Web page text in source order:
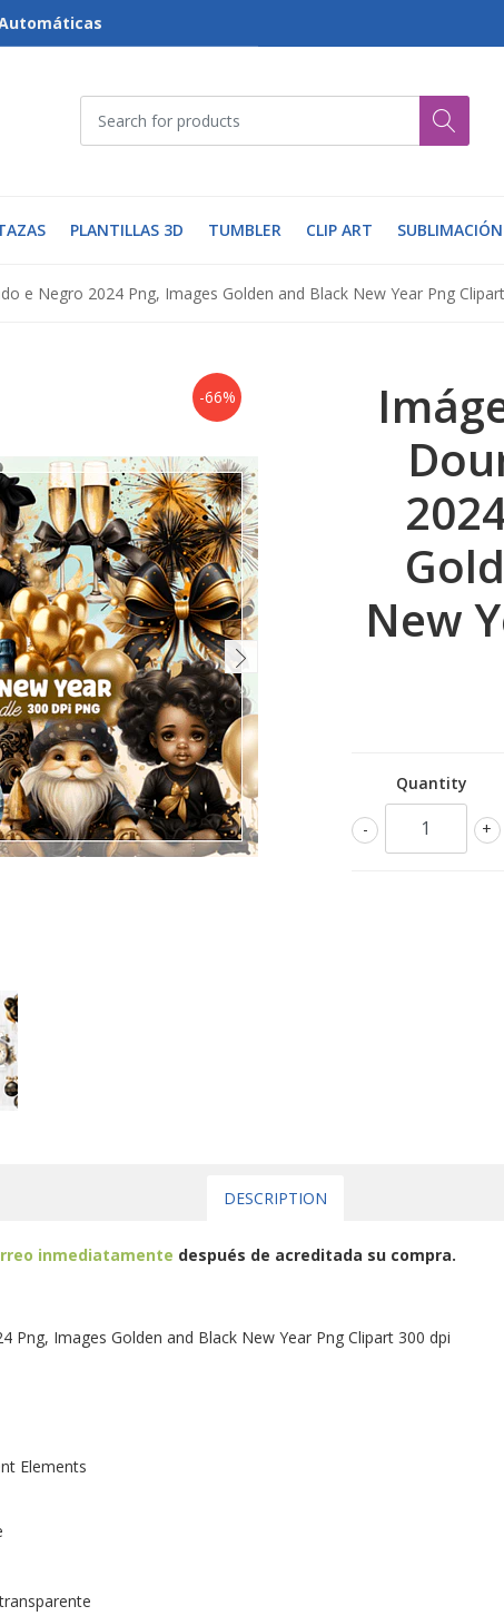
PLANTILLAS 3D TUMBLER CLIP ART SUBLIMACIÓN
e Negro 2024 Png, Images Golden and Black New Year Png
-66%
New
Quantity
+
-
DESCRIPTION
inmediatamente después de acreditada su compra.
Images Golden and Black New Year Png Clipart 300 dpi
Elements